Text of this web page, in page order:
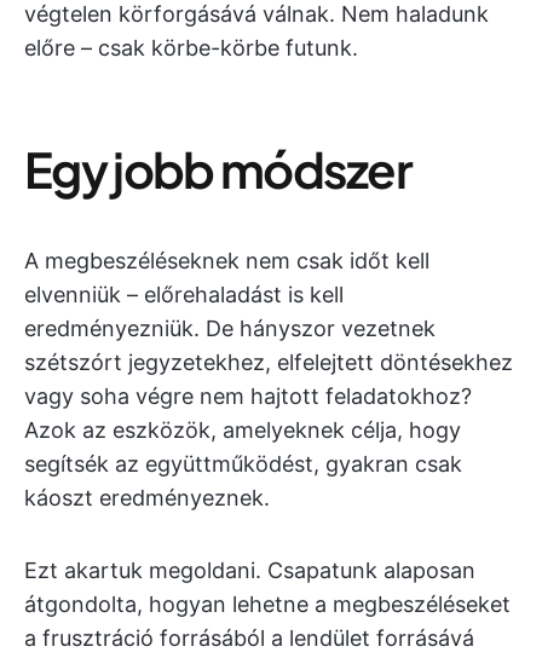
végtelen körforgásává válnak. Nem haladunk
előre – csak körbe-körbe futunk.
Egy jobb módszer
A megbeszéléseknek nem csak időt kell
elvenniük – előrehaladást is kell
eredményezniük. De hányszor vezetnek
szétszórt jegyzetekhez, elfelejtett döntésekhez
vagy soha végre nem hajtott feladatokhoz?
Azok az eszközök, amelyeknek célja, hogy
segítsék az együttműködést, gyakran csak
káoszt eredményeznek.
Ezt akartuk megoldani. Csapatunk alaposan
átgondolta, hogyan lehetne a megbeszéléseket
a frusztráció forrásából a lendület forrásává